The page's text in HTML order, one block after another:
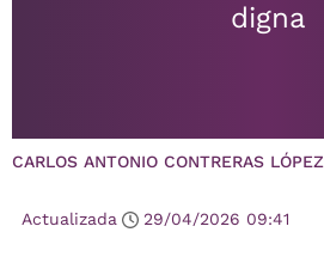
digna
CARLOS ANTONIO CONTRERAS LÓPEZ
Actualizada
29/04/2026 09:41